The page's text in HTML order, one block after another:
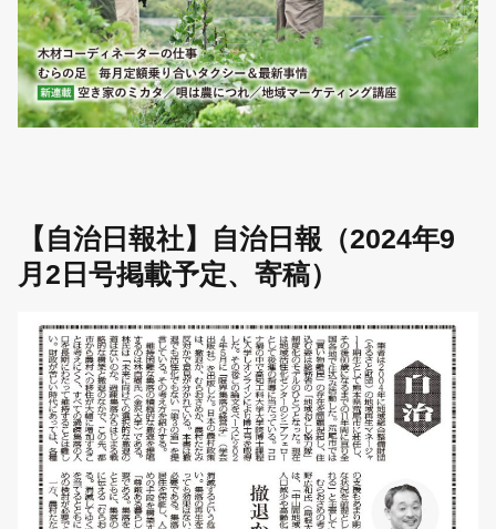
【自治日報社】自治日報（2024年9
月2日号掲載予定、寄稿）